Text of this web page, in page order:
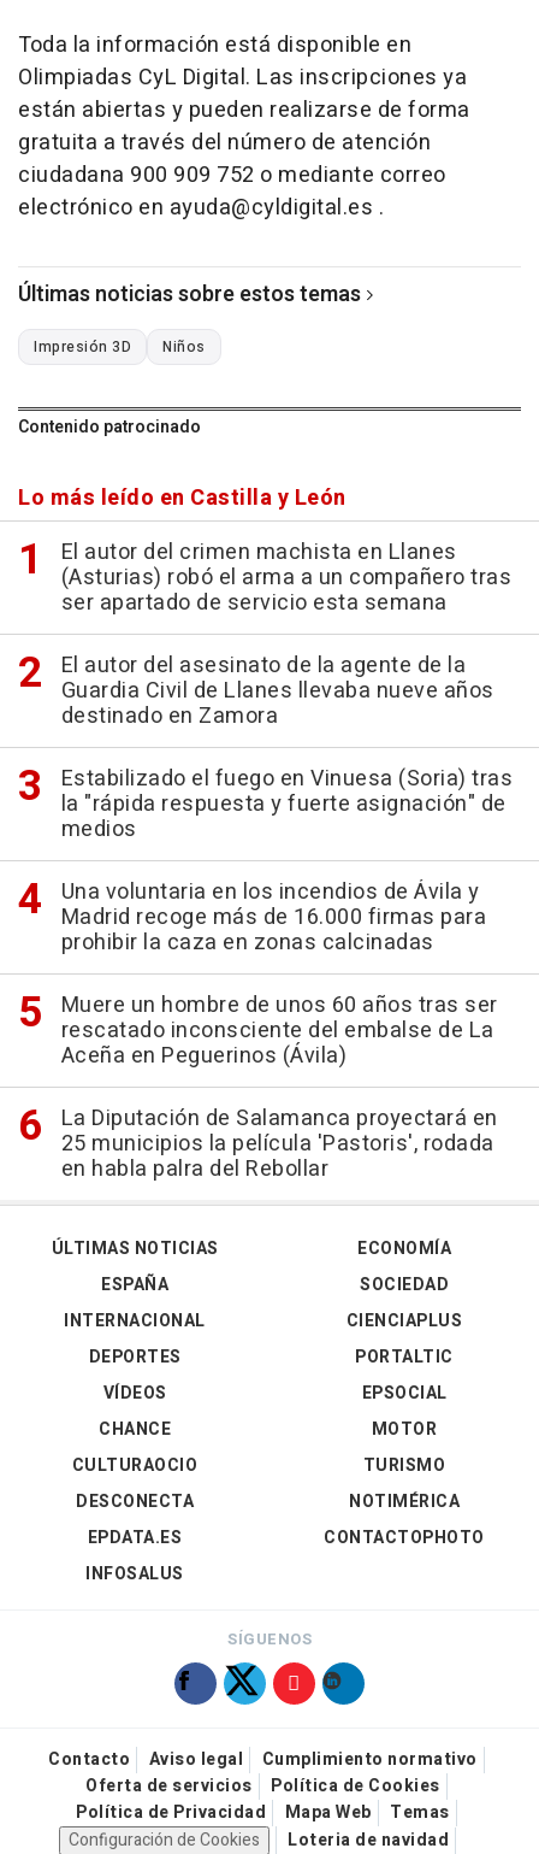
Toda la información está disponible en
Olimpiadas CyL Digital. Las inscripciones ya
están abiertas y pueden realizarse de forma
gratuita a través del número de atención
ciudadana 900 909 752 o mediante correo
electrónico en ayuda@cyldigital.es .
Últimas noticias sobre estos temas
Impresión 3D Niños
Contenido patrocinado
Lo más leído en Castilla y León
El autor del crimen machista en Llanes
(Asturias) robó el arma a un compañero tras
ser apartado de servicio esta semana
El autor del asesinato de la agente de la
Guardia Civil de Llanes llevaba nueve años
destinado en Zamora
Estabilizado el fuego en Vinuesa (Soria) tras
la "rápida respuesta y fuerte asignación" de
medios
Una voluntaria en los incendios de Ávila y
Madrid recoge más de 16.000 firmas para
prohibir la caza en zonas calcinadas
Muere un hombre de unos 60 años tras ser
rescatado inconsciente del embalse de La
Aceña en Peguerinos (Ávila)
La Diputación de Salamanca proyectará en
25 municipios la película 'Pastoris', rodada
en habla palra del Rebollar
ÚLTIMAS NOTICIAS
ESPAÑA
INTERNACIONAL
DEPORTES
VÍDEOS
ECONOMÍA
SOCIEDAD
CIENCIAPLUS
PORTALTIC
EPSOCIAL
CHANCE
CULTURAOCIO
DESCONECTA
EPDATA.ES
INFOSALUS
MOTOR
TURISMO
NOTIMÉRICA
CONTACTOPHOTO
SÍGUENOS
Contacto Aviso legal
Cumplimiento normativo
Oferta de servicios
Política de Cookies
Política de Privacidad
Mapa Web
Temas
Configuración de Cookies
Loteria de navidad